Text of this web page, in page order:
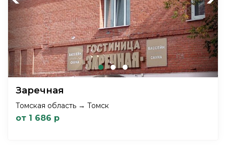
Заречная
Томская область → Томск
от 1 686 р